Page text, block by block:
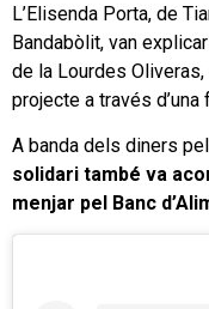
L’Elisenda Porta, de
Bandabòlit, van
de la Lourdes
projecte a través
A banda dels diners
solidari també va
menjar pel Banc